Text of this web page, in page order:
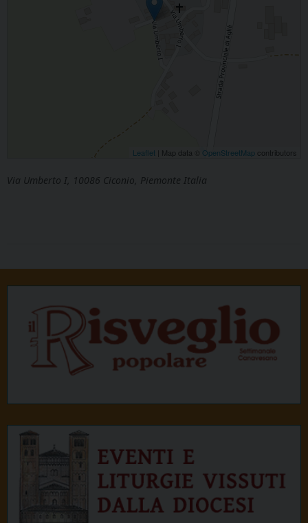
Leaflet | Map data © OpenStreetMap contributors
Via Umberto I, 10086 Ciconio, Piemonte Italia